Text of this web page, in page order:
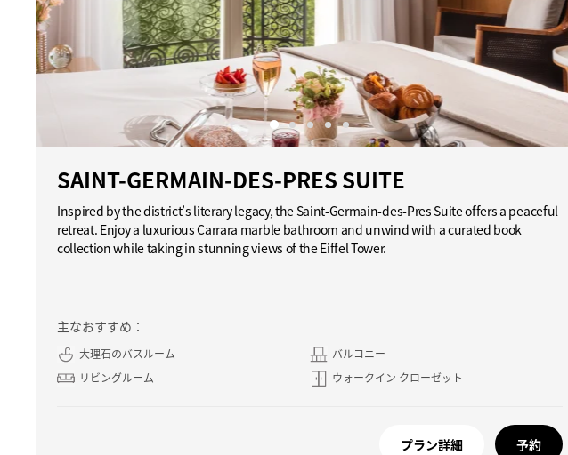
SAINT-GERMAIN-DES-PRES SUITE
Inspired by the district’s literary legacy, the Saint-Germain-des-Pres Suite offers a peaceful
retreat. Enjoy a luxurious Carrara marble bathroom and unwind with a curated book
collection while taking in stunning views of the Eiffel Tower.
主なおすすめ：
大理石のバスルーム
バルコニー
リビングルーム
ウォークイン クローゼット
プラン詳細 予約